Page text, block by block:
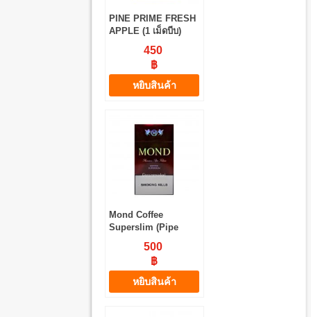
PINE PRIME FRESH
APPLE (1 เม็ดบีบ)
450
฿
หยิบสินค้า
Mond Coffee
Superslim (Pipe
Tobacco)
500
฿
หยิบสินค้า